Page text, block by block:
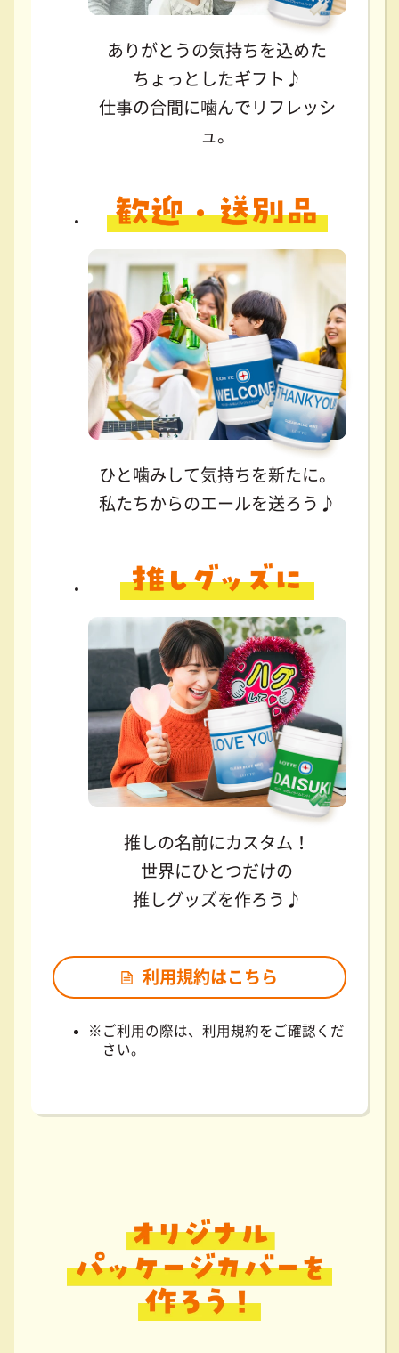
ありがとうの気持ちを込めた
ちょっとしたギフト♪
仕事の合間に噛んでリフレッシ
ュ。
ひと噛みして気持ちを新たに。
私たちからのエールを送ろう♪
推しの名前にカスタム！
世界にひとつだけの
推しグッズを作ろう♪
利用規約はこちら
ご利用の際は、利用規約をご確認くだ
さい。